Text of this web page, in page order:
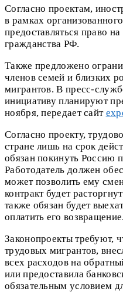
Согласно проектам,
в рамках
предоставляться право
гражданства РФ.
Также предложено
членов семей и близких
мигрантов. В пресс-
инициативу планируют
ноября, передает сайт
Согласно проекту,
стране лишь на срок
обязан покинуть Россию
Работодатель должен
может позволить ему
контракт будет
также обязан будет
оплатить его возвращение.
Законопроекты требуют,
трудовых мигрантов,
всех расходов на
или предоставила
обязательным условием